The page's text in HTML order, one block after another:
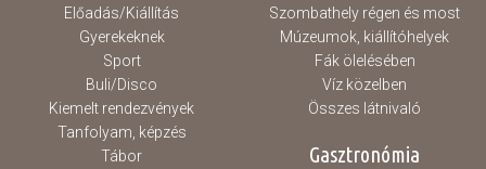
Előadás/Kiállítás
Gyerekeknek
Sport
Buli/Disco
Kiemelt rendezvények
Tanfolyam, képzés
Tábor
Szombathely régen és most
Múzeumok, kiállítóhelyek
Fák ölelésében
Víz közelben
Összes látnivaló
Gasztronómia